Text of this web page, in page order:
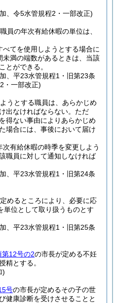
、令5水管規程2・一部改正)
員の年次有給休暇の単位は、
てを使用しようとする場合に
満の端数があるときは、当該
とができる。
、平23水管規程1・旧第23条
・一部改正)
うとする職員は、あらかじめ
出なければならない。 ただ
得ない事由によりあらかじめ
場合には、事後において届け
有給休暇の時季を変更しよう
職員に対して通知しなければ
、平23水管規程1・旧第24条
めるところにより、必要に応
単位として取り扱うものとす
、平23水管規程1・旧第25条
12号の2の市長が定める不妊
精とする。
)
号の市長が定めるその子の世
健康診断を受けさせることと